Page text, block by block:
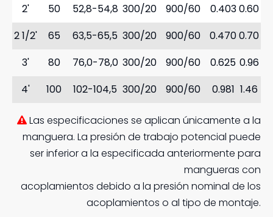
2'
50 52,8-54,8 300/20 900/60 0.4030.60
2 1/2'
65 63,5-65,5 300/20 900/60 0.4700.70
3'
80 76,0-78,0 300/20 900/60 0.625 0.96
4'
100 102-104,5 300/20 900/60 0.981 1.46
 Las especificaciones se aplican únicamente a la
manguera. La presión de trabajo potencial puede
ser inferior a la especificada anteriormente para
mangueras con
acoplamientos debido a la presión nominal de los
acoplamientos o al tipo de montaje.